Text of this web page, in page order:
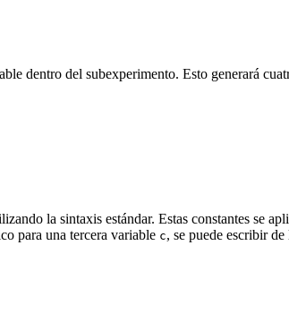
dentro del subexperimento. Esto generará
la sintaxis estándar. Estas constantes se
para una tercera variable c, se puede escribir